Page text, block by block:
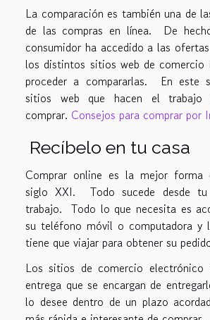
La comparación es también una de
de las compras en línea. De
consumidor ha accedido a las
los distintos sitios web de comercio
proceder a compararlas. En este
sitios web que hacen el trabajo
comprar. Consejos para comprar por
Recíbelo en tu casa
Comprar online es la mejor forma
siglo XXI. Todo sucede desde
trabajo. Todo lo que necesita es
su teléfono móvil o computadora y
tiene que viajar para obtener su
Los sitios de comercio electrónico
entrega que se encargan de
lo desee dentro de un plazo